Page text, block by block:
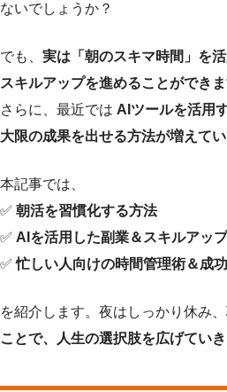
ないでしょうか？
でも、 実は「朝のスキマ時間」を
スキルアップを進めることができま
さらに、最近では AIツールを活用
大限の成果を出せる方法が増えてい
本記事では、
✅ 朝活を習慣化する方法
✅ AIを活用した副業＆スキルアッ
✅忙しい人向けの時間管理術＆成
を紹介します。夜はしっかり休み、
ことで、人生の選択肢を広げていき